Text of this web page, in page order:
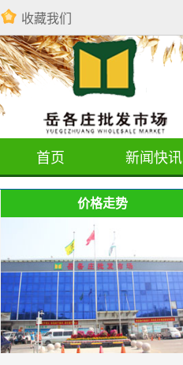
收藏我们
首页 新闻快讯
价格走势